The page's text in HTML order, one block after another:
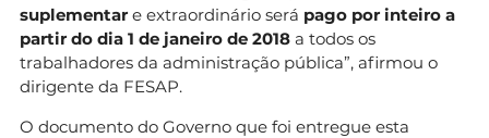
suplementar e extraordinário será pago por inteiro a
partir do dia 1 de janeiro de 2018 a todos os
trabalhadores da administração pública”, afirmou o
dirigente da FESAP.
O documento do Governo que foi entregue esta